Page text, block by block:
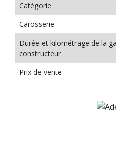
Catégorie
Carosserie
Durée et kilométrage de la
constructeur
Prix de vente